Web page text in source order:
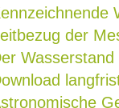
der
Wasserstand